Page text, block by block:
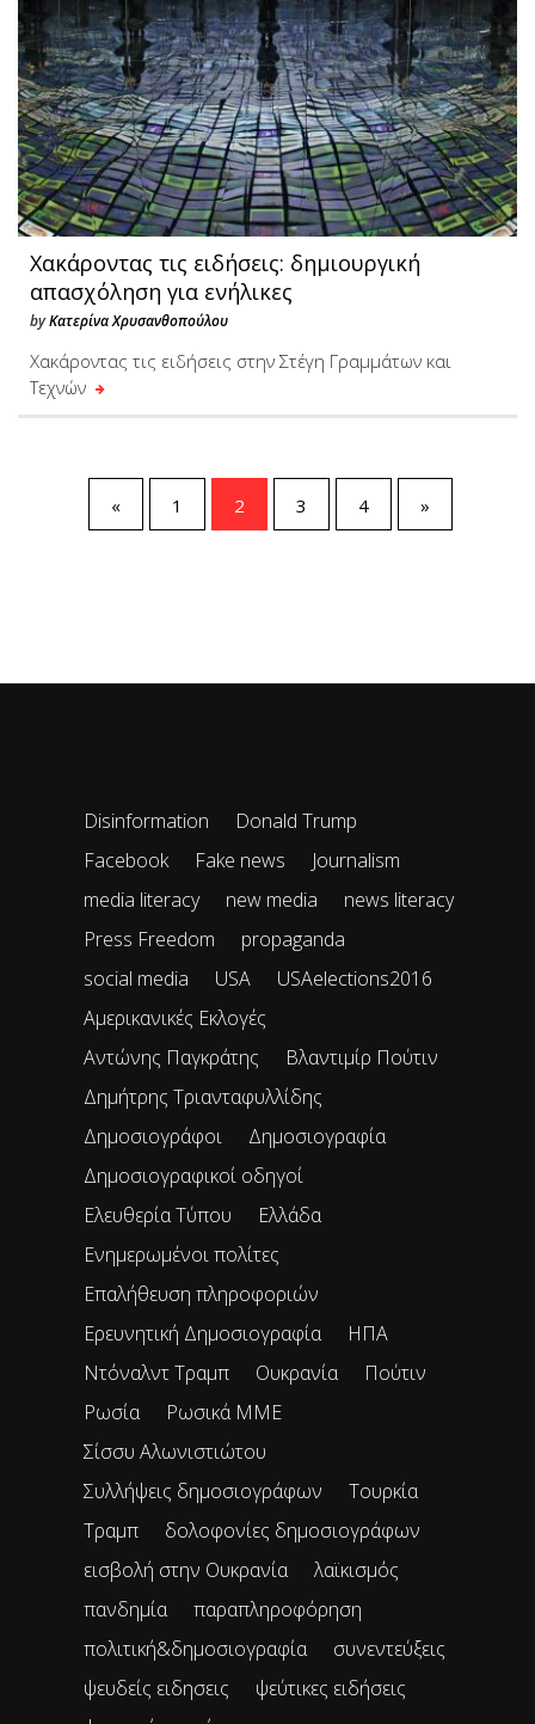
Χακάροντας τις ειδήσεις: δημιουργική
απασχόληση για ενήλικες
byΚατερίνα Χρυσανθοπούλου
Χακάροντας τις ειδήσεις στην Στέγη Γραμμάτων και
Τεχνών
« 1 2 3 4 »
Disinformation
Donald Trump
Facebook
Fake news
Journalism
media literacy
new media
news literacy
Press Freedom
propaganda
social media
USA
USAelections2016
Αμερικανικές Εκλογές
Αντώνης Παγκράτης
Βλαντιμίρ Πούτιν
Δημήτρης Τριανταφυλλίδης
Δημοσιογράφοι
Δημοσιογραφία
Δημοσιογραφικοί οδηγοί
Ελευθερία Τύπου
Ελλάδα
Ενημερωμένοι πολίτες
Επαλήθευση πληροφοριών
Ερευνητική Δημοσιογραφία
ΗΠΑ
Ντόναλντ Τραμπ
Ουκρανία
Πούτιν
Ρωσία
Ρωσικά ΜΜΕ
Σίσσυ Αλωνιστιώτου
Συλλήψεις δημοσιογράφων
Τουρκία
Τραμπ
δολοφονίες δημοσιογράφων
εισβολή στην Ουκρανία
λαϊκισμός
πανδημία
παραπληροφόρηση
πολιτική&δημοσιογραφία
συνεντεύξεις
ψευδείς ειδησεις
ψεύτικες ειδήσεις